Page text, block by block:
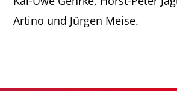
Artino und Jürgen Meise.